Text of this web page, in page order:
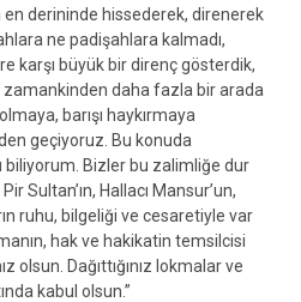
derininde hissederek, direnerek
ne padişahlara kalmadı,
karşı büyük bir direnç gösterdik,
daha fazla bir arada
barışı haykırmaya
geçiyoruz. Bu konuda
biliyorum. Bizler bu zalimliğe dur
Sultan’ın, Hallacı Mansur’un,
ruhu, bilgeliği ve cesaretiyle var
hak ve hakikatin temsilcisi
olsun. Dağıttığınız lokmalar ve
kabul olsun.”